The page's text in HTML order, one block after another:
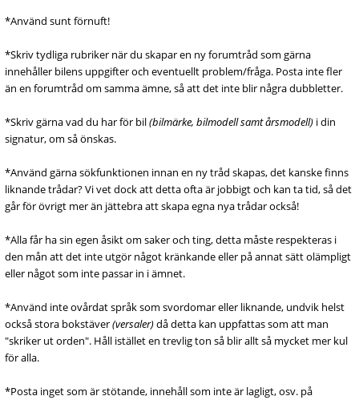
*Använd sunt förnuft!
*Skriv tydliga rubriker när du skapar en ny forumtråd som gärna
innehåller bilens uppgifter och eventuellt problem/fråga. Posta inte fler
än en forumtråd om samma ämne, så att det inte blir några dubbletter.
*Skriv gärna vad du har för bil(bilmärke, bilmodell samt årsmodell) i din
signatur, om så önskas.
*Använd gärna sökfunktionen innan en ny tråd skapas, det kanske finns
liknande trådar? Vi vet dock att detta ofta är jobbigt och kan ta tid, så det
går för övrigt mer än jättebra att skapa egna nya trådar också!
*Alla får ha sin egen åsikt om saker och ting, detta måste respekteras i
den mån att det inte utgör något kränkande eller på annat sätt olämpligt
eller något som inte passar in i ämnet.
*Använd inte ovårdat språk som svordomar eller liknande, undvik helst
också stora bokstäver(versaler)då detta kan uppfattas som att man
"skriker ut orden". Håll istället en trevlig ton så blir allt så mycket mer kul
för alla.
*Posta inget som är stötande, innehåll som inte är lagligt, osv. på